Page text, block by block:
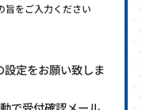
旨をご入力ください
定をお願い致しま